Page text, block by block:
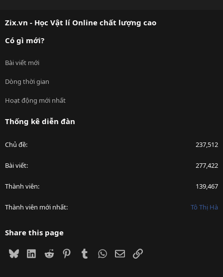
Zix.vn - Học Vật lí Online chất lượng cao
Có gì mới?
Bài viết mới
Dòng thời gian
Hoạt động mới nhất
Thống kê diễn đàn
Chủ đề 237,512
Bài viết 277,422
Thành viên 139,467
Thành viên mới nhất Tô Thị Hà
Share this page
BlueskyLinkedIn
Reddit PinterestTumblrWhatsApp
EmailLink